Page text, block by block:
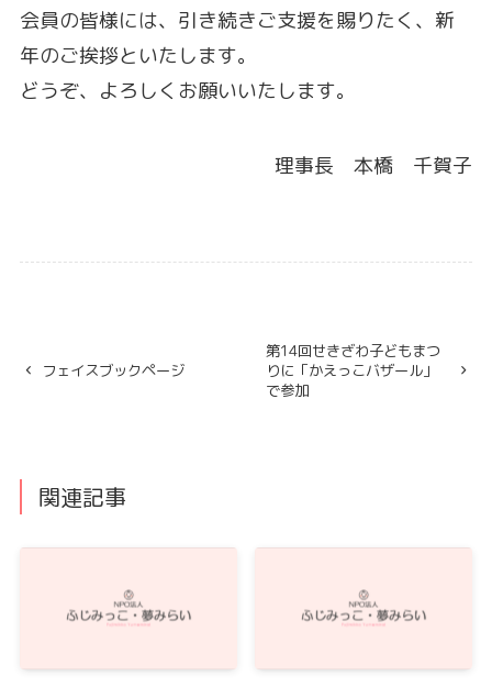
会員の皆様には、引き続きご支援を賜りたく、新
年のご挨拶といたします。
どうぞ、よろしくお願いいたします。
理事長 本橋 千賀子
フェイスブックページ
第14回せきざわ子どもまつ
りに「かえっこバザール」
で参加
関連記事